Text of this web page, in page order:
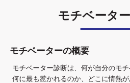
モチベータ
モチベーターの概要
モチベーター診断は、何が自分のモチ
何に最も惹かれるのか、どこに情熱